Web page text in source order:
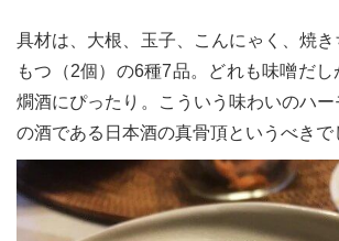
具材は、大根、玉子、こんにゃく、焼
もつ（2個）の6種7品。どれも味噌だし
燗酒にぴったり。こういう味わいのハ
の酒である日本酒の真骨頂というべきで